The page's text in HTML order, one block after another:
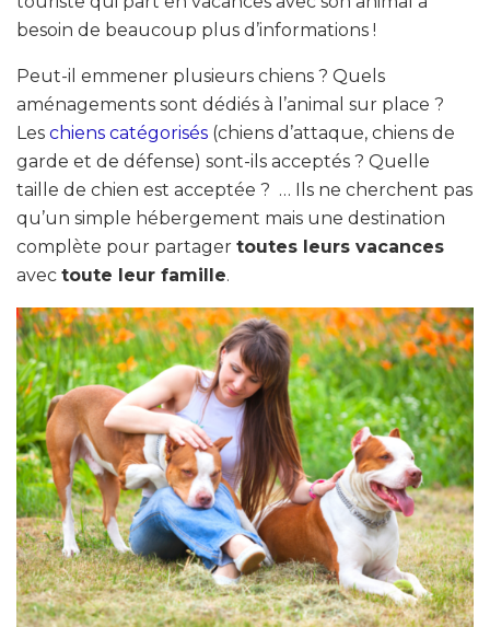
besoin de beaucoup plus d’informations !
Peut-il emmener plusieurs chiens ? Quels
aménagements sont dédiés à l’animal sur place ?
Les chiens catégorisés (chiens d’attaque, chiens de
garde et de défense) sont-ils acceptés ? Quelle
taille de chien est acceptée ? … Ils ne cherchent pas
qu’un simple hébergement mais une destination
complète pour partager toutes leurs vacances
avec toute leur famille.